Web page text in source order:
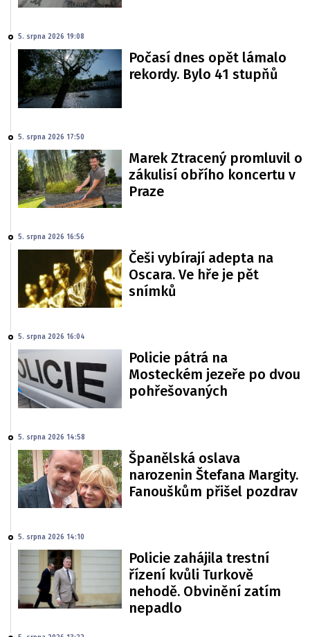
5. srpna 2026 19:08
Počasí dnes opět lámalo
rekordy. Bylo 41 stupňů
5. srpna 2026 17:50
Marek Ztracený promluvil o
zákulisí obřího koncertu v
Praze
5. srpna 2026 16:56
Češi vybírají adepta na
Oscara. Ve hře je pět
snímků
5. srpna 2026 16:04
Policie pátrá na
Mosteckém jezeře po dvou
pohřešovaných
5. srpna 2026 14:58
Španělská oslava
narozenin Štefana Margity.
Fanouškům přišel pozdrav
5. srpna 2026 14:10
Policie zahájila trestní
řízení kvůli Turkově
nehodě. Obvinění zatím
nepadlo